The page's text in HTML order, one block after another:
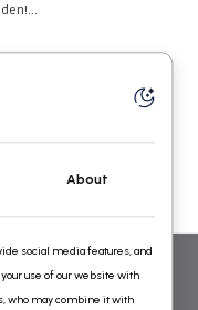
VAN SHAKALOHA
About
social media features, and
use of our website with
who may combine it with